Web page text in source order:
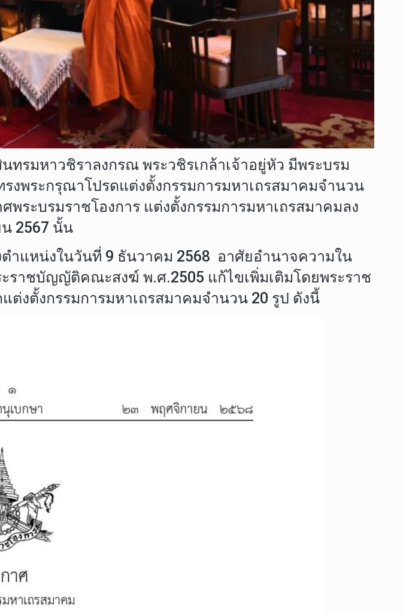
รมหาวชิราลงกรณ พระวชิรเกล้าเจ้าอยู่หัว มีพระบรม
งพระกรุณาโปรดแต่งตั้งกรรมการมหาเถรสมาคมจำนวน
ระบรมราชโองการ แต่งตั้งกรรมการมหาเถรสมาคมลง
2567 นั้น
ำแหน่งในวันที่ 9 ธันวาคม 2568 อาศัยอำนาจความใน
ะราชบัญญัติคณะสงฆ์ พ.ศ.2505 แก้ไขเพิ่มเติมโดยพระราช
งตั้งกรรมการมหาเถรสมาคมจำนวน 20 รูป ดังนี้